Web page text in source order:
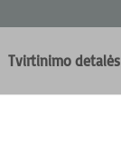
Tvirtinimo detalės